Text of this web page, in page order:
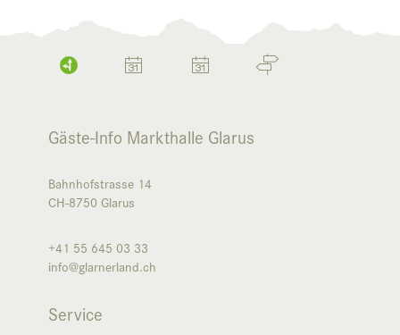
Gäste-Info Markthalle Glarus
Bahnhofstrasse 14
CH-8750 Glarus
+41 55 645 03 33
info@glarnerland.ch
Service